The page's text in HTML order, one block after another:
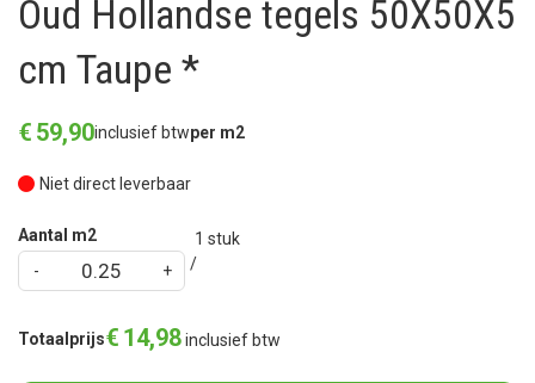
Oud Hollandse tegels 50X50X5
cm Taupe *
€ 59,90inclusief btwper m2
Niet direct leverbaar
Aantal m2 1 stuk
Totaalprijs€ 14,98inclusief btw